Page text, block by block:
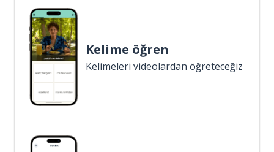
Kelime öğren
Kelimeleri videolardan öğreteceğiz